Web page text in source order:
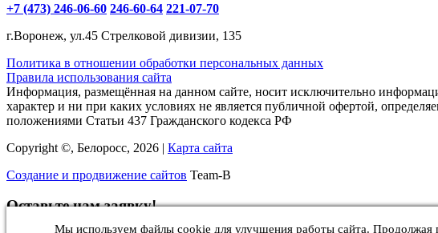
+7 (473) 246-06-60 246-60-64 221-07-70
г.Воронеж, ул.45 Стрелковой дивизии, 135
Политика в отношении обработки персональных данных
Правила использования сайта
Информация, размещённая на данном сайте, носит исключительно
характер и ни при каких условиях не является публичной офертой,
положениями Статьи 437 Гражданского кодекса РФ
Copyright ©, Белоросс, 2026 | Карта сайта
Создание и продвижение сайтов Team-B
Оставьте нам заявку!
Мы используем файлы cookie для улучшения работы сайта. Продолжая